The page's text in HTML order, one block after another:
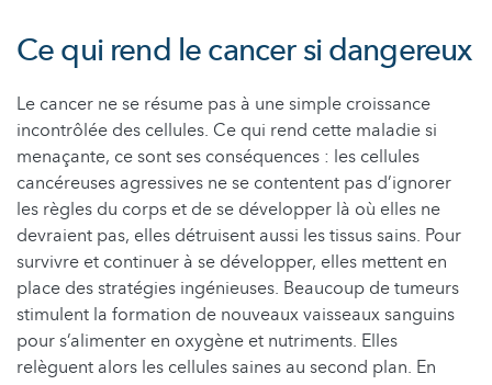
Ce qui rend le cancer si dangereux
Le cancer ne se résume pas à une simple croissance
incontrôlée des cellules. Ce qui rend cette maladie si
menaçante, ce sont ses conséquences : les cellules
cancéreuses agressives ne se contentent pas d’ignorer
les règles du corps et de se développer là où elles ne
devraient pas, elles détruisent aussi les tissus sains. Pour
survivre et continuer à se développer, elles mettent en
place des stratégies ingénieuses. Beaucoup de tumeurs
stimulent la formation de nouveaux vaisseaux sanguins
pour s’alimenter en oxygène et nutriments. Elles
relèguent alors les cellules saines au second plan. En